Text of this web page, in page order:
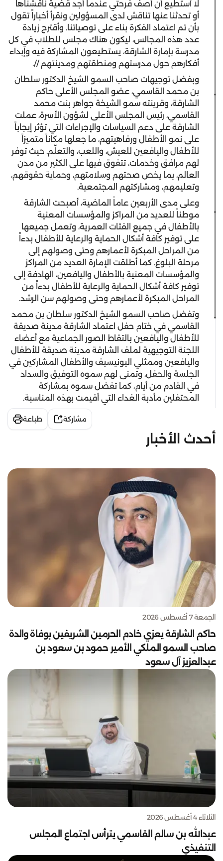
لا أستطيع أن أصف فرحتي عندما أجد قضية ناقشناها
أو تحدثنا عنها تناقش لدى المسؤولين ونقرأ أخباراً تقول
بأن تم اعتماد الفكرة بناء على توصياتنا. وأقترح زيادة
عدد هذه المجالس، ليكون هناك مجلس للطلاب في كل
مدرسة بإمارة الشارقة، يستطيعون المشاركة فيه وإبداء
أفكارهم حول مدرستهم ومنطقتهم ومدينتهم //.
وبفضل توجيهات صاحب السمو الشيخ الدكتور سلطان
بن محمد القاسمي، عضو المجلس الأعلى حاكم
الشارقة، وقرينته سمو الشيخة جواهر بنت محمد
القاسمي، رئيس المجلس الأعلى لشؤون الأسرة، عملت
الشارقة على دعم السياسات والإجراءات التي تؤثر إيجاباً
على نمو الأطفال ورفاهيتهم، ما جعلها مكاناً متميزاً
للأطفال واليافعين للعيش، واللعب، والتعلّم. حيث توفر
لهم مرافق وخدمات، تتفوق فيها على الكثير من مدن
العالم، بما يخص صحتهم وسلامتهم، وحماية حقوقهم،
وتعليمهم، ومشاركتهم المجتمعية.
وعلى مدى الأربعين عاماً الماضية، أصبحت الشارقة
موطناً للعديد من المراكز والمؤسسات المعنية
بالأطفال في جميع الفئات العمرية، وتعمل جميعها
على توفير كافة أشكال الحماية والرعاية للأطفال بدءاً
من المراحل المبكرة لأعمارهم وحتى وصولهم إلى
مرحلة البلوغ. كما أطلقت الإمارة العديد من المراكز
والمؤسسات المعنية بالأطفال واليافعين، الهادفة إلى
توفير كافة أشكال الحماية والرعاية للأطفال بدءاً من
المراحل المبكرة لأعمارهم وحتى وصولهم سن الرشد.
وتفضل صاحب السمو الشيخ الدكتور سلطان بن محمد
القاسمي في ختام حفل اعتماد الشارقة مدينة صديقة
للأطفال واليافعين بالتقاط الصور الجماعية مع أعضاء
اللجنة التوجيهية لملف الشارقة مدينة صديقة للأطفال
واليافعين وممثلي اليونيسيف والأطفال المشاركين في
الجلسة والحفل، وتمنى لهم سموه التوفيق والسداد
في القادم من أيام، كما تفضل سموه بمشاركة
المحتفلين مأدبة الغداء التي أقيمت بهذه المناسبة.
مشاركة طباعة
أحدث الأخبار
الجمعة 7 أغسطس 2026
حاكم الشارقة يعزي خادم الحرمين الشريفين بوفاة والدة
صاحب السمو الملكي الأمير حمود بن سعود بن
عبدالعزيز آل سعود
الثلاثاء 4 أغسطس 2026
عبدالله بن سالم القاسمي يترأس اجتماع المجلس
التنفيذي